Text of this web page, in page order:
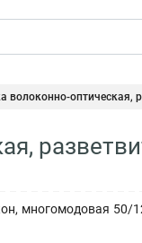
волоконно-оптическая,
многомодовая 50/